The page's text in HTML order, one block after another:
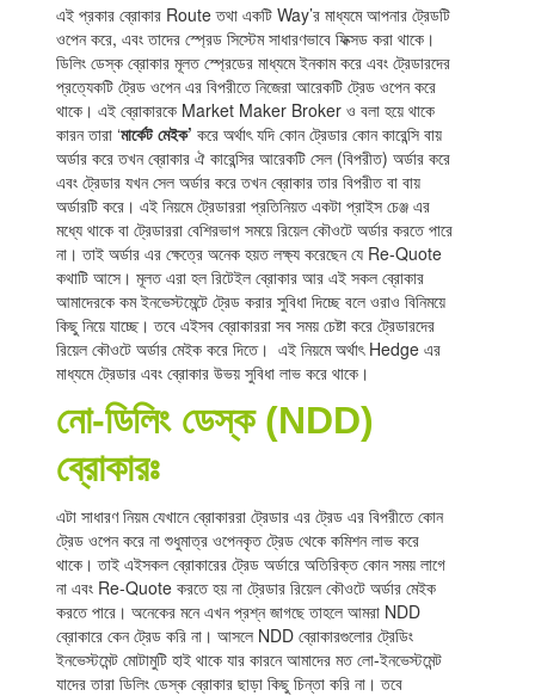
এই প্রকার ব্রোকার Route তথা একটি Way’র মাধ্যমে আপনার ট্রেডটি
ওপেন করে, এবং তাদের স্প্রেড সিস্টেম সাধারণভাবে ফিক্সড করা থাকে।
ডিলিং ডেস্ক ব্রোকার মূলত স্প্রেডের মাধ্যমে ইনকাম করে এবং ট্রেডারদের
প্রত্যেকটি ট্রেড ওপেন এর বিপরীতে নিজেরা আরেকটি ট্রেড ওপেন করে
থাকে। এই ব্রোকারকে Market Maker Broker ও বলা হয়ে থাকে
কারন তারা ‘মার্কেট মেইক’ করে অর্থাৎ যদি কোন ট্রেডার কোন কারেন্সি বায়
অর্ডার করে তখন ব্রোকার ঐ কারেন্সির আরেকটি সেল (বিপরীত) অর্ডার করে
এবং ট্রেডার যখন সেল অর্ডার করে তখন ব্রোকার তার বিপরীত বা বায়
অর্ডারটি করে। এই নিয়মে ট্রেডাররা প্রতিনিয়ত একটা প্রাইস চেঞ্জ এর
মধ্যে থাকে বা ট্রেডাররা বেশিরভাগ সময়ে রিয়েল কৌওটে অর্ডার করতে পারে
না। তাই অর্ডার এর ক্ষেত্রে অনেক হয়ত লক্ষ্য করেছেন যে Re-Quote
কথাটি আসে। মূলত এরা হল রিটেইল ব্রোকার আর এই সকল ব্রোকার
আমাদেরকে কম ইনভেস্টমেন্টে ট্রেড করার সুবিধা দিচ্ছে বলে ওরাও বিনিময়ে
কিছু নিয়ে যাচ্ছে। তবে এইসব ব্রোকাররা সব সময় চেষ্টা করে ট্রেডারদের
রিয়েল কৌওটে অর্ডার মেইক করে দিতে। এই নিয়মে অর্থাৎ Hedge এর
মাধ্যমে ট্রেডার এবং ব্রোকার উভয় সুবিধা লাভ করে থাকে।
নো-ডিলিং ডেস্ক (NDD)
ব্রোকারঃ
এটা সাধারণ নিয়ম যেখানে ব্রোকাররা ট্রেডার এর ট্রেড এর বিপরীতে কোন
ট্রেড ওপেন করে না শুধুমাত্র ওপেনকৃত ট্রেড থেকে কমিশন লাভ করে
থাকে। তাই এইসকল ব্রোকারের ট্রেড অর্ডারে অতিরিক্ত কোন সময় লাগে
না এবং Re-Quote করতে হয় না ট্রেডার রিয়েল কৌওটে অর্ডার মেইক
করতে পারে। অনেকের মনে এখন প্রশ্ন জাগছে তাহলে আমরা NDD
ব্রোকারে কেন ট্রেড করি না। আসলে NDD ব্রোকারগুলোর ট্রেডিং
ইনভেস্টমেন্ট মোটামুটি হাই থাকে যার কারনে আমাদের মত লো-ইনভেস্টমেন্ট
যাদের তারা ডিলিং ডেস্ক ব্রোকার ছাড়া কিছু চিন্তা করি না। তবে